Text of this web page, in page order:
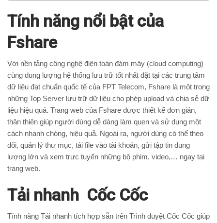
Tính năng nổi bật của
Fshare
Với nền tảng công nghệ điện toán đám mây (cloud computing)
cùng dung lượng hệ thống lưu trữ tốt nhất đặt tại các trung tâm
dữ liệu đạt chuẩn quốc tế của FPT Telecom, Fshare là một trong
những Top Server lưu trữ dữ liệu cho phép upload và chia sẻ dữ
liệu hiệu quả. Trang web của Fshare được thiết kế đơn giản,
thân thiện giúp người dùng dễ dàng làm quen và sử dụng một
cách nhanh chóng, hiệu quả. Ngoài ra, người dùng có thể theo
dõi, quản lý thư mục, tải file vào tài khoản, gửi tập tin dung
lượng lớn và xem trực tuyến những bộ phim, video,… ngay tại
trang web.
Tải nhanh Cốc Cốc
Tính năng Tải nhanh tích hợp sẵn trên Trình duyệt Cốc Cốc giúp